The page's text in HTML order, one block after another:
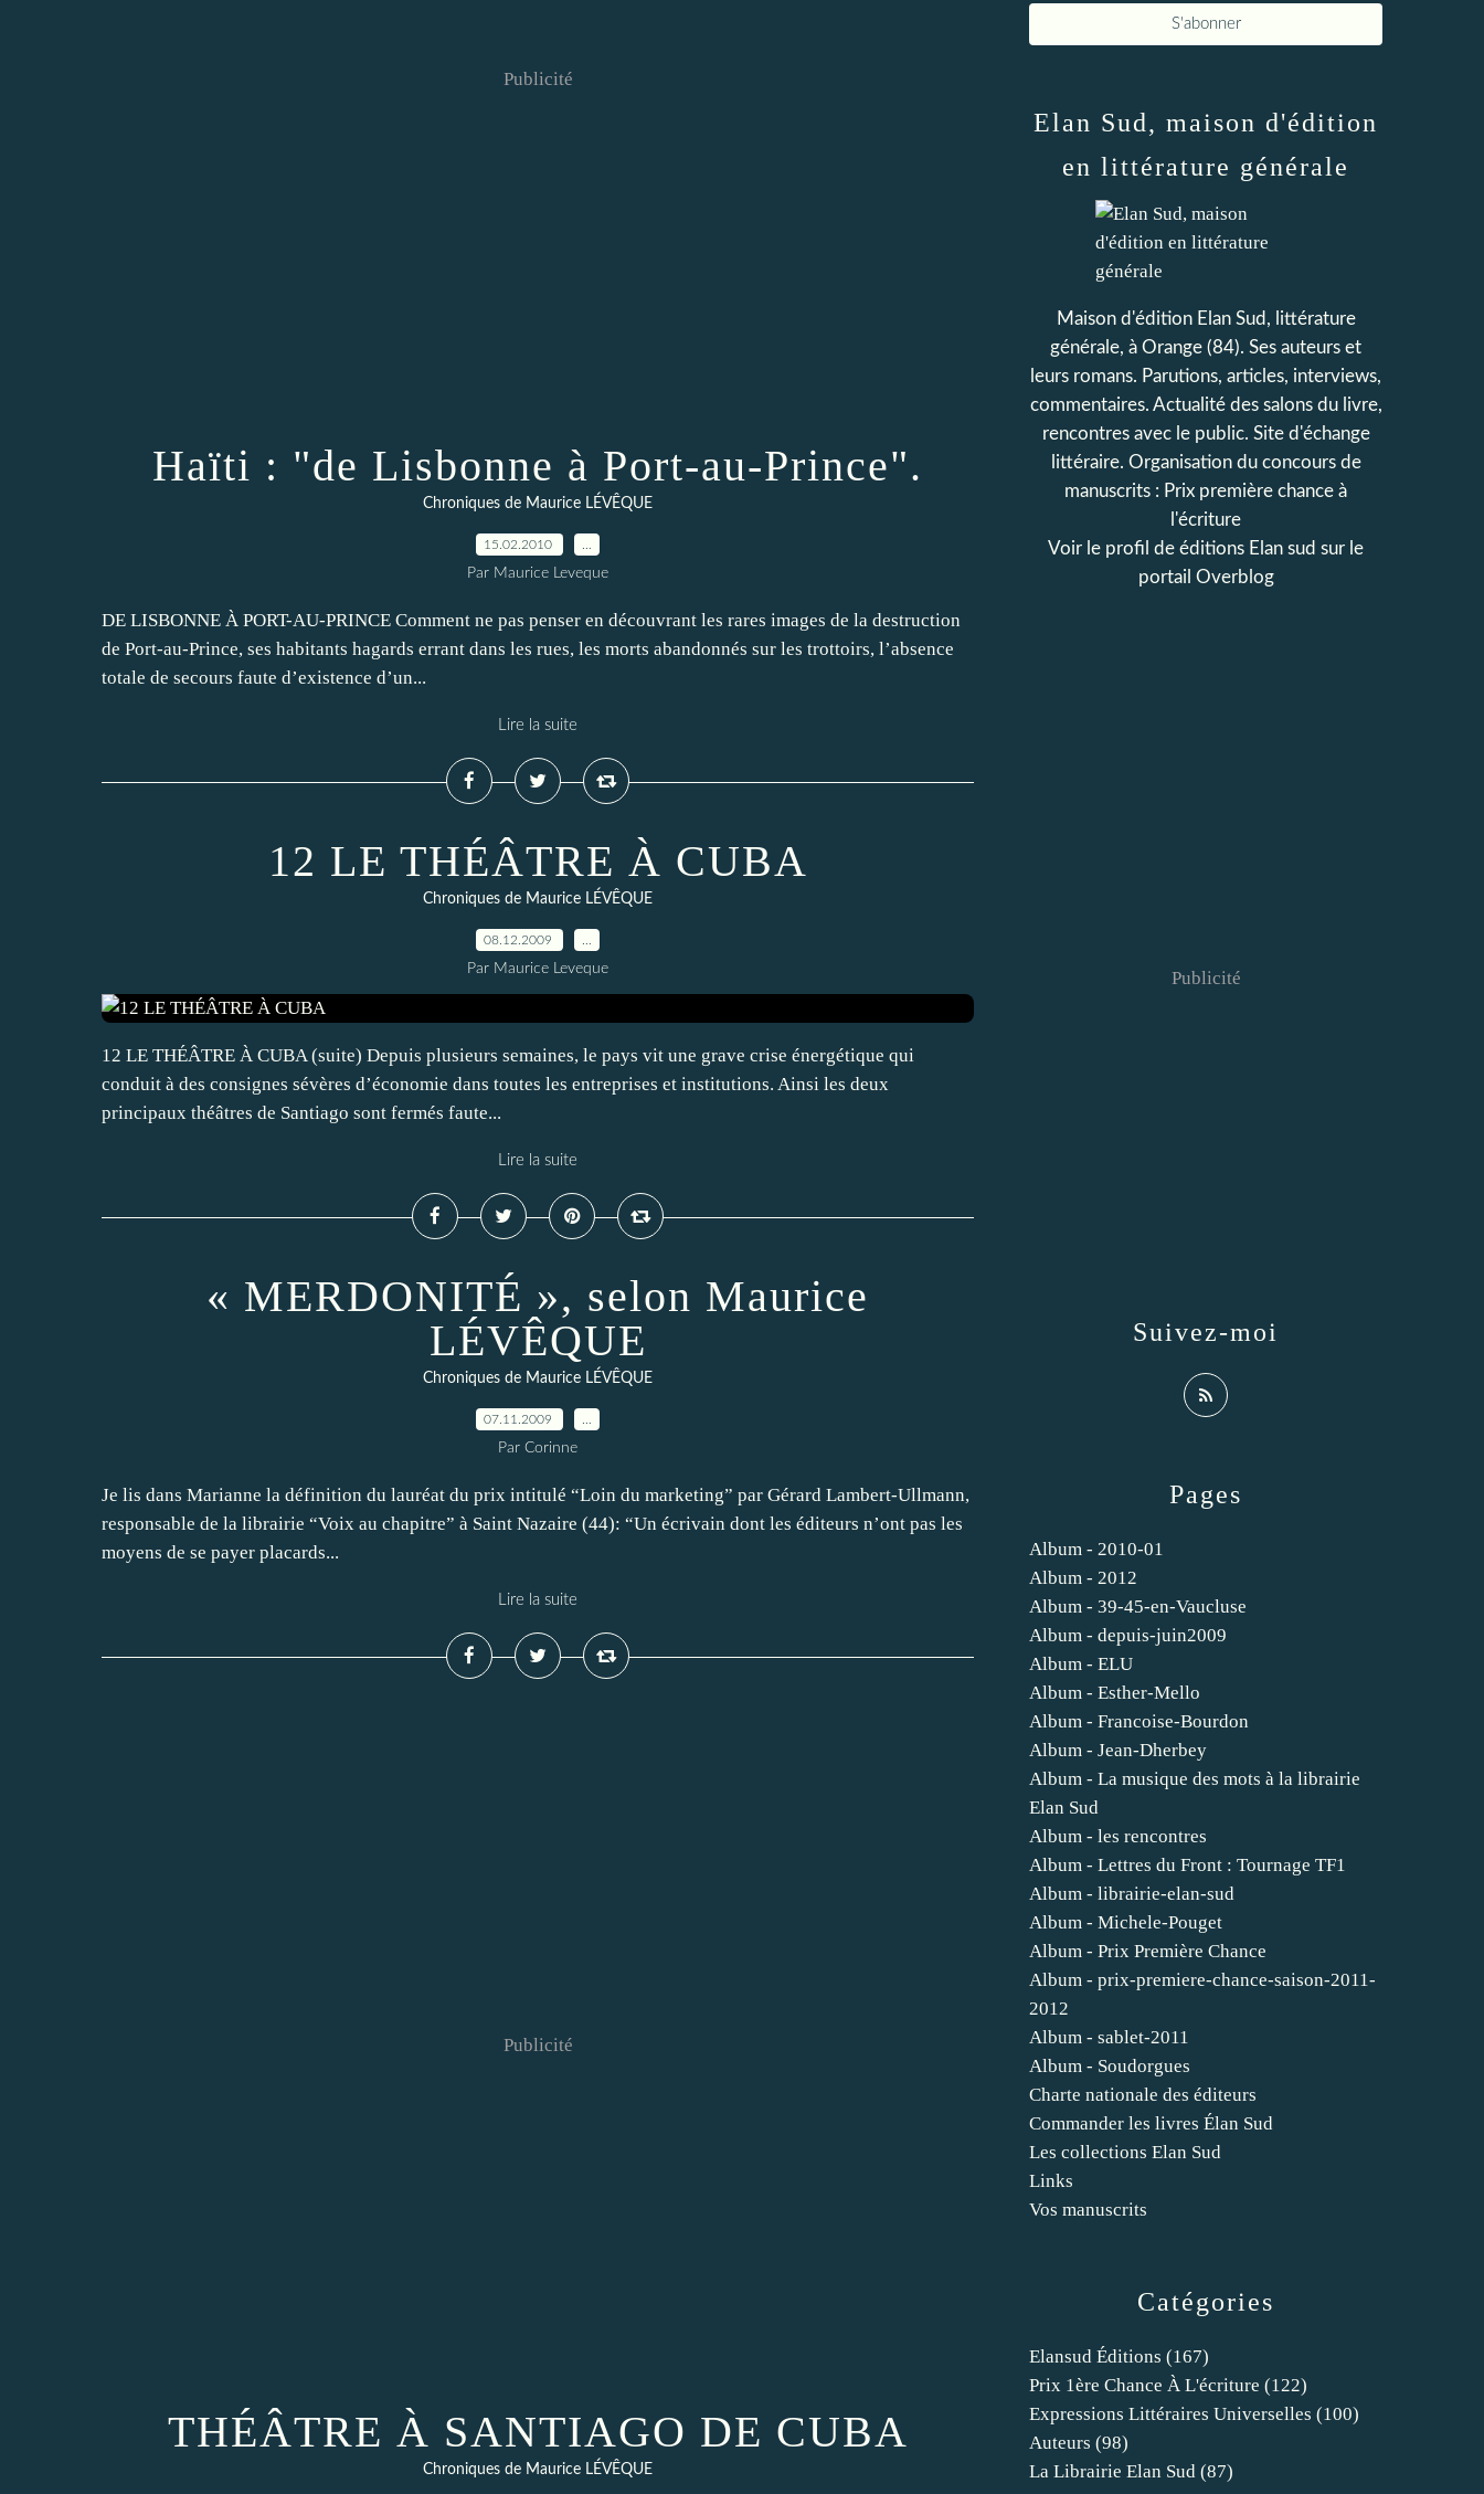
Publicité
Haïti : "de Lisbonne à Port-au-Prince".
Chroniques de Maurice LÉVÊQUE
15.02.2010
Par Maurice Leveque
DE LISBONNE À PORT-AU-PRINCE Comment ne pas penser en découvrant les rares images de la destruction
de Port-au-Prince, ses habitants hagards errant dans les rues, les morts abandonnés sur les trottoirs, l’absence
totale de secours faute d’existence d’un...
Lire la suite
12 LE THÉÂTRE À CUBA
Chroniques de Maurice LÉVÊQUE
08.12.2009
Par Maurice Leveque
12 LE THÉÂTRE À CUBA (suite) Depuis plusieurs semaines, le pays vit une grave crise énergétique qui
conduit à des consignes sévères d’économie dans toutes les entreprises et institutions. Ainsi les deux
principaux théâtres de Santiago sont fermés faute...
Lire la suite
« MERDONITÉ », selon Maurice
LÉVÊQUE
Chroniques de Maurice LÉVÊQUE
07.11.2009
Par Corinne
Je lis dans Marianne la définition du lauréat du prix intitulé “Loin du marketing” par Gérard Lambert-Ullmann,
responsable de la librairie “Voix au chapitre” à Saint Nazaire (44): “Un écrivain dont les éditeurs n’ont pas les
moyens de se payer placards...
Lire la suite
Publicité
THÉÂTRE À SANTIAGO DE CUBA
Chroniques de Maurice LÉVÊQUE
Catégories
Elansud Éditions (167)
Prix 1ère Chance À L'écriture (122)
Expressions Littéraires Universelles (100)
Auteurs (98)
La Librairie Elan Sud (87)
Pages
Album - 2010-01
Album - 2012
Album - 39-45-en-Vaucluse
Album - depuis-juin2009
Album - ELU
Album - Esther-Mello
Album - Francoise-Bourdon
Album - Jean-Dherbey
Album - La musique des mots à la librairie
Elan Sud
Album - les rencontres
Album - Lettres du Front : Tournage TF1
Album - librairie-elan-sud
Album - Michele-Pouget
Album - Prix Première Chance
Album - prix-premiere-chance-saison-2011-
2012
Album - sablet-2011
Album - Soudorgues
Charte nationale des éditeurs
Commander les livres Élan Sud
Les collections Elan Sud
Links
Vos manuscrits
Elan Sud, maison d'édition
en littérature générale
Maison d'édition Elan Sud, littérature
générale, à Orange (84). Ses auteurs et
leurs romans. Parutions, articles, interviews,
commentaires. Actualité des salons du livre,
rencontres avec le public. Site d'échange
littéraire. Organisation du concours de
manuscrits : Prix première chance à
l'écriture
Voir le profil de éditions Elan sud sur le
portail Overblog
Suivez-moi
Publicité